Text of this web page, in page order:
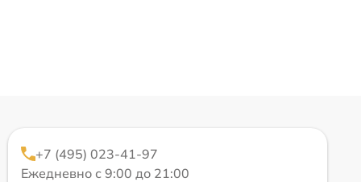
+7 (495) 023-41-97
Ежедневно с 9:00 до 21:00